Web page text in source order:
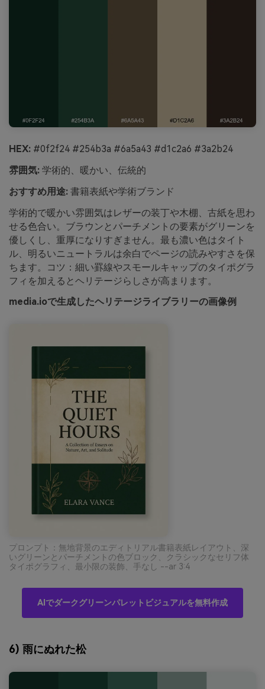
HEX: #0f2f24 #254b3a #6a5a43 #d1c2a6 #3a2b24
雰囲気: 学術的、暖かい、伝統的
おすすめ用途: 書籍表紙や学術ブランド
学術的で暖かい雰囲気はレザーの装丁や木棚、古紙を思わ
せる色合い。ブラウンとパーチメントの要素がグリーンを
優しくし、重厚になりすぎません。最も濃い色はタイト
ル、明るいニュートラルは余白でページの読みやすさを保
ちます。コツ：細い罫線やスモールキャップのタイポグラ
フィを加えるとヘリテージらしさが高まります。
media.ioで生成したヘリテージライブラリーの画像例
プロンプト：無地背景のエディトリアル書籍表紙レイアウト、深
いグリーンとパーチメントの色ブロック、クラシックなセリフ体
タイポグラフィ、最小限の装飾、手なし --ar 3:4
AIでダークグリーンパレットビジュアルを無料作成
6) 雨にぬれた松